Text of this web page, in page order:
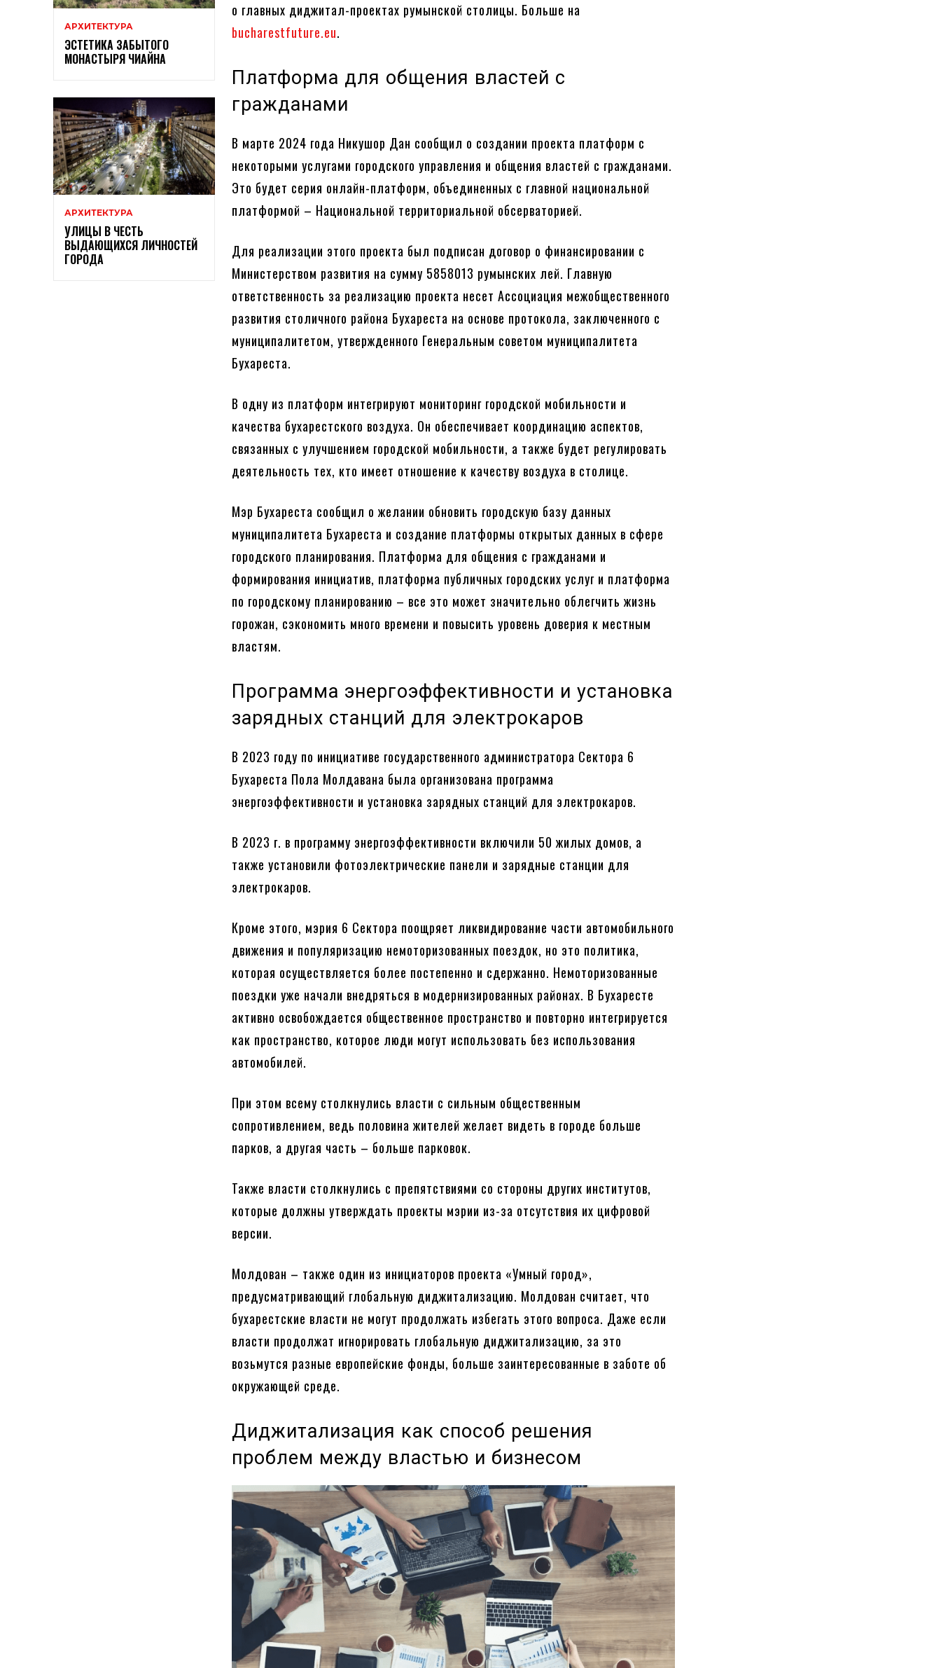
АРХИТЕКТУРА
ЭСТЕТИКА ЗАБЫТОГО
МОНАСТЫРЯ ЧИАЙНА
АРХИТЕКТУРА
УЛИЦЫ В ЧЕСТЬ
ВЫДАЮЩИХСЯ ЛИЧНОСТЕЙ
ГОРОДА
о главных диджитал-проектах румынской столицы. Больше на
bucharestfuture.eu.
Платформа для общения властей с
гражданами
В марте 2024 года Никушор Дан сообщил о создании проекта платформ с
некоторыми услугами городского управления и общения властей с гражданами.
Это будет серия онлайн-платформ, объединенных с главной национальной
платформой – Национальной территориальной обсерваторией.
Для реализации этого проекта был подписан договор о финансировании с
Министерством развития на сумму 5858013 румынских лей. Главную
ответственность за реализацию проекта несет Ассоциация межобщественного
развития столичного района Бухареста на основе протокола, заключенного с
муниципалитетом, утвержденного Генеральным советом муниципалитета
Бухареста.
В одну из платформ интегрируют мониторинг городской мобильности и
качества бухарестского воздуха. Он обеспечивает координацию аспектов,
связанных с улучшением городской мобильности, а также будет регулировать
деятельность тех, кто имеет отношение к качеству воздуха в столице.
Мэр Бухареста сообщил о желании обновить городскую базу данных
муниципалитета Бухареста и создание платформы открытых данных в сфере
городского планирования. Платформа для общения с гражданами и
формирования инициатив, платформа публичных городских услуг и платформа
по городскому планированию – все это может значительно облегчить жизнь
горожан, сэкономить много времени и повысить уровень доверия к местным
властям.
Программа энергоэффективности и установка
зарядных станций для электрокаров
В 2023 году по инициативе государственного администратора Сектора 6
Бухареста Пола Молдавана была организована программа
энергоэффективности и установка зарядных станций для электрокаров.
В 2023 г. в программу энергоэффективности включили 50 жилых домов, а
также установили фотоэлектрические панели и зарядные станции для
электрокаров.
Кроме этого, мэрия 6 Сектора поощряет ликвидирование части автомобильного
движения и популяризацию немоторизованных поездок, но это политика,
которая осуществляется более постепенно и сдержанно. Немоторизованные
поездки уже начали внедряться в модернизированных районах. В Бухаресте
активно освобождается общественное пространство и повторно интегрируется
как пространство, которое люди могут использовать без использования
автомобилей.
При этом всему столкнулись власти с сильным общественным
сопротивлением, ведь половина жителей желает видеть в городе больше
парков, а другая часть – больше парковок.
Также власти столкнулись с препятствиями со стороны других институтов,
которые должны утверждать проекты мэрии из-за отсутствия их цифровой
версии.
Молдован – также один из инициаторов проекта «Умный город»,
предусматривающий глобальную диджитализацию. Молдован считает, что
бухарестские власти не могут продолжать избегать этого вопроса. Даже если
власти продолжат игнорировать глобальную диджитализацию, за это
возьмутся разные европейские фонды, больше заинтересованные в заботе об
окружающей среде.
Диджитализация как способ решения
проблем между властью и бизнесом